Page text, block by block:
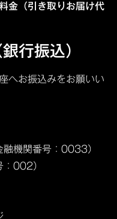
金（引き取りお届け代
行振込）
へお振込みをお願いい
機関番号：0033）
：002）